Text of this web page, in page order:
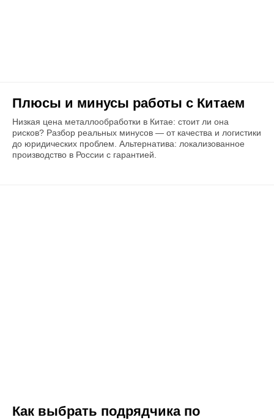
Плюсы и минусы работы с Китаем
Низкая цена металлообработки в Китае: стоит ли она
рисков? Разбор реальных минусов — от качества и логистики
до юридических проблем. Альтернатива: локализованное
производство в России с гарантией.
Как выбрать подрядчика по